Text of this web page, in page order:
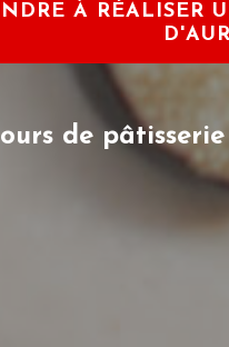
À RÉALISER
de pâtisserie